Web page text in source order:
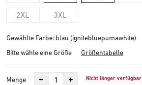
2XL 3XL
Gewählte Farbe: blau (ignitebluepumawhite)
Bitte wähle eine Größe
Größentabelle
Menge Nicht länger verfügbar